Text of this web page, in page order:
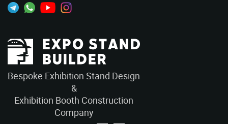
Bespoke Exhibition Stand Design
&
Exhibition Booth Construction
Company